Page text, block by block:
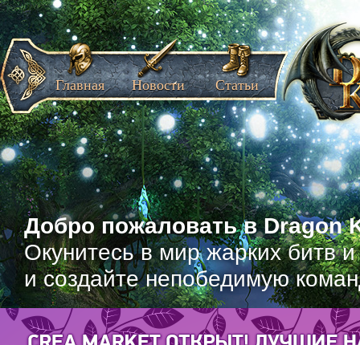
Добро пожаловать в Dragon
Окунитесь в мир жарких битв
и создайте непобедимую
Главная Новости Статьи